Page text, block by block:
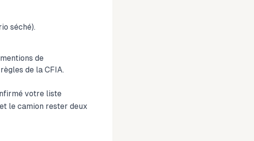
séché).
de
de la CFIA.
votre liste
le camion rester deux